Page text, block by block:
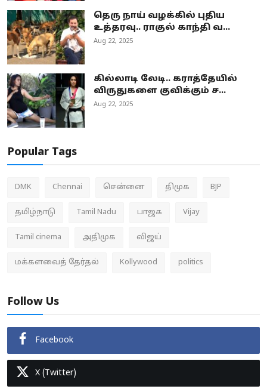
தெரு நாய் வழக்கில் புதிய
உத்தரவு.. ராகுல் காந்தி வ...
Aug 22, 2025
கில்லாடி லேடி.. கராத்தேயில்
விருதுகளை குவிக்கும் ச...
Aug 22, 2025
Popular Tags
DMK Chennai சென்னை திமுக BJP
தமிழ்நாடு Tamil Nadu பாஜக Vijay
Tamil cinema அதிமுக விஜய்
மக்களவைத் தேர்தல் Kollywood politics
Follow Us
Facebook
X (Twitter)